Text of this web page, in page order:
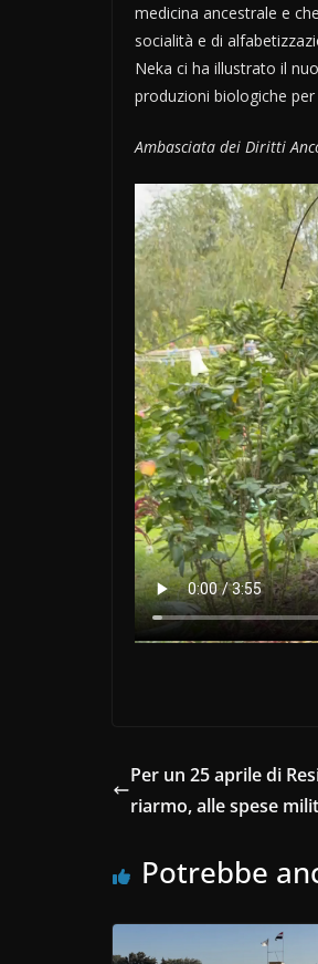
medicina ancestrale e
socialità e di
Neka ci ha illustrato il
produzioni biologiche
Ambasciata dei Diritti
Per un 25 aprile di
riarmo, alle spese
Potrebbe